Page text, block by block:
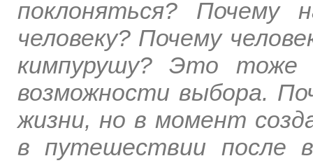
поклоняться? Почему
человеку? Почему
кимпурушу? Это
возможности выбора.
жизни, но в момент
в путешествии